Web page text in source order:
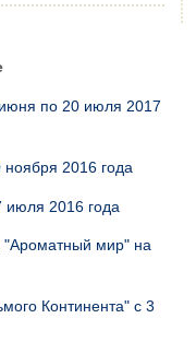
по 20 июля 2017
2016 года
июля 2016 года
мир" на
Континента" с 3